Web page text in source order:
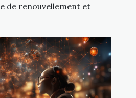
de renouvellement et